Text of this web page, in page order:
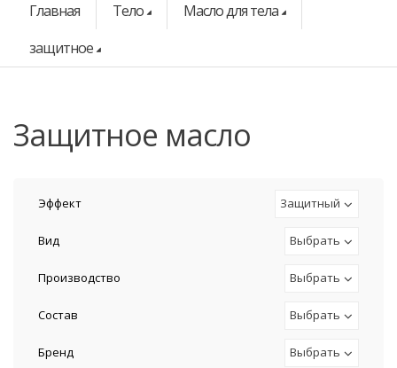
Главная Тело
Масло для тела
защитное
защитное масло
Эффект Защитный
Вид Выбрать
Производство Выбрать
Состав Выбрать
Бренд Выбрать